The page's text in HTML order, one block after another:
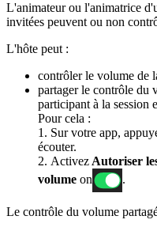
L'animateur ou l'animatrice
invitées peuvent ou non
L'hôte peut :
contrôler le volume de
partager le contrôle du
participant à la session
Pour cela :
1. Sur votre app,
écouter.
2. Activez Autoriser
volume on .
Le contrôle du volume